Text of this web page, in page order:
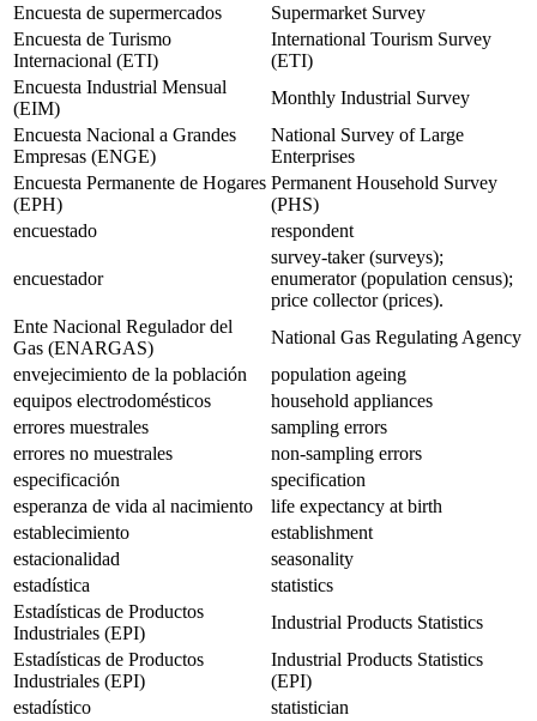
Encuesta de supermercados
Supermarket Survey
Encuesta de Turismo
Internacional (ETI)
International Tourism Survey
(ETI)
Encuesta Industrial Mensual
(EIM)
Monthly Industrial Survey
Encuesta Nacional a Grandes
Empresas (ENGE)
National Survey of Large
Enterprises
Encuesta Permanente de Hogares
(EPH)
Permanent Household Survey
(PHS)
encuestado
respondent
encuestador
survey-taker (surveys);
enumerator (population census);
price collector (prices).
Ente Nacional Regulador del
Gas (ENARGAS)
National Gas Regulating Agency
envejecimiento de la población
population ageing
equipos electrodomésticos
household appliances
errores muestrales
sampling errors
errores no muestrales
non-sampling errors
especificación
specification
esperanza de vida al nacimiento
life expectancy at birth
establecimiento
establishment
estacionalidad
seasonality
estadística
statistics
Estadísticas de Productos
Industriales (EPI)
Industrial Products Statistics
Estadísticas de Productos
Industriales (EPI)
Industrial Products Statistics
(EPI)
estadístico
statistician